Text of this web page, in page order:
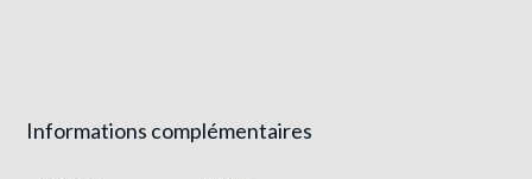
Informations complémentaires